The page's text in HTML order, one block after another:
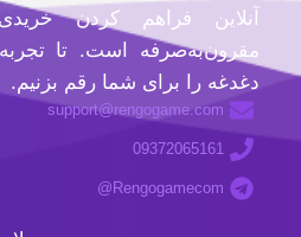
آنلاین فراهم کردن
مقرون‌به‌صرفه است. تا
دغدغه را برای شما رقم بزنیم.
support@rengogame.com
09372065161
Rengogamecom@